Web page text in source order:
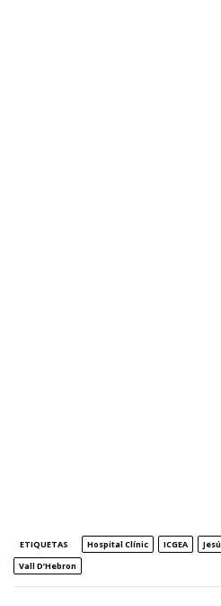
ETIQUETAS Hospital Clínic ICGEA
Vall D’Hebron